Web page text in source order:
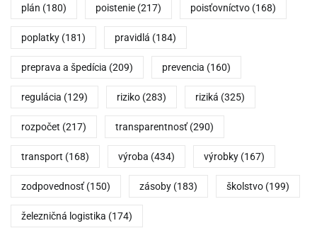
plán (180) poistenie (217) poisťovníctvo (168)
poplatky (181) pravidlá (184)
preprava a špedícia (209) prevencia (160)
regulácia (129) riziko (283) riziká (325)
rozpočet (217) transparentnosť (290)
transport (168) výroba (434) výrobky (167)
zodpovednosť (150) zásoby (183) školstvo (199)
železničná logistika (174)